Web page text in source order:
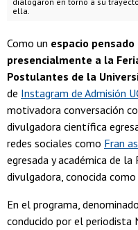
ella.
Como un espacio
presencialmente a la
Postulantes de la
de Instagram de Admisión
motivadora conversación
divulgadora científica
redes sociales como Fran
egresada y académica de
divulgadora, conocida como
En el programa,
conducido por el periodista